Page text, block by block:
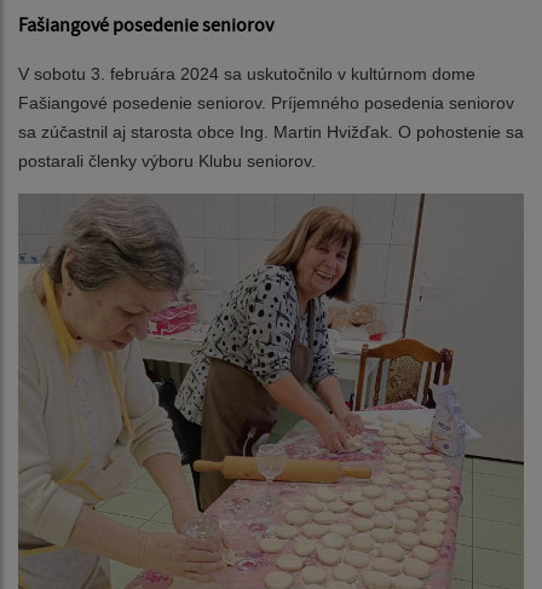
Fašiangové posedenie seniorov
V sobotu 3. februára 2024 sa uskutočnilo v kultúrnom dome
Fašiangové posedenie seniorov. Príjemného posedenia seniorov
sa zúčastnil aj starosta obce Ing. Martin Hvižďak. O pohostenie sa
postarali členky výboru Klubu seniorov.